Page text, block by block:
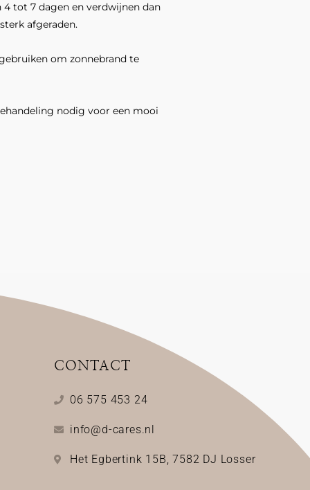
tot 7 dagen en verdwijnen dan
afgeraden.
om zonne­brand te
nodig voor een mooi
CONTACT
06 575 453 24
info@d-cares.nl
Het Egbertink 15B, 7582 DJ Losser